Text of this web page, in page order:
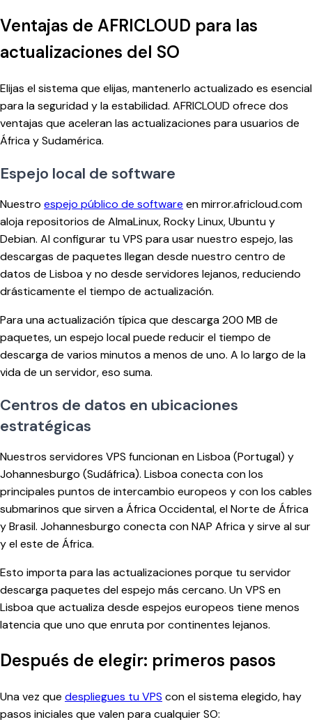
Ventajas de AFRICLOUD para las
actualizaciones del SO
Elijas el sistema que elijas, mantenerlo actualizado es esencial
para la seguridad y la estabilidad. AFRICLOUD ofrece dos
ventajas que aceleran las actualizaciones para usuarios de
África y Sudamérica.
Espejo local de software
Nuestro espejo público de software en mirror.africloud.com
aloja repositorios de AlmaLinux, Rocky Linux, Ubuntu y
Debian. Al configurar tu VPS para usar nuestro espejo, las
descargas de paquetes llegan desde nuestro centro de
datos de Lisboa y no desde servidores lejanos, reduciendo
drásticamente el tiempo de actualización.
Para una actualización típica que descarga 200 MB de
paquetes, un espejo local puede reducir el tiempo de
descarga de varios minutos a menos de uno. A lo largo de la
vida de un servidor, eso suma.
Centros de datos en ubicaciones
estratégicas
Nuestros servidores VPS funcionan en Lisboa (Portugal) y
Johannesburgo (Sudáfrica). Lisboa conecta con los
principales puntos de intercambio europeos y con los cables
submarinos que sirven a África Occidental, el Norte de África
y Brasil. Johannesburgo conecta con NAP Africa y sirve al sur
y el este de África.
Esto importa para las actualizaciones porque tu servidor
descarga paquetes del espejo más cercano. Un VPS en
Lisboa que actualiza desde espejos europeos tiene menos
latencia que uno que enruta por continentes lejanos.
Después de elegir: primeros pasos
Una vez que despliegues tu VPS con el sistema elegido, hay
pasos iniciales que valen para cualquier SO: